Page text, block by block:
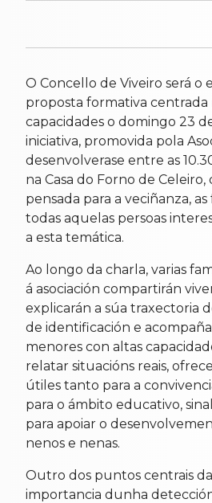
O Concello de Viveiro será o
proposta formativa centrada
capacidades o domingo 23
iniciativa, promovida pola
desenvolverase entre as
na Casa do Forno de Celeiro,
pensada para a veciñanza, as
todas aquelas persoas
a esta temática.
Ao longo da charla, varias
á asociación compartirán
explicarán a súa traxectoria
de identificación e
menores con altas
relatar situacións reais,
útiles tanto para a
para o ámbito educativo,
para apoiar o
nenos e nenas.
Outro dos puntos centrais
importancia dunha